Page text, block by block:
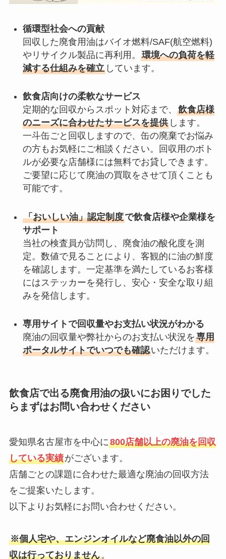
循環型社会への貢献
回収した廃食用油はバイオ燃料/SAF(航空燃料)
やリサイクル製品に再利用。 環境への負荷を軽
減する仕組みを確立しています。
飲食店向けの柔軟なサービス
定期的な回収からスポット対応まで、 飲食店様
のニーズに合わせたサービスを提供します。
一斗缶ごと回収しますので、缶の廃棄でお悩み
の方もお気軽にご相談ください。回収用のボト
ルが必要な店舗様には無料でお貸しできます。
ご要望に応じて廃油の買取をさせて頂くことも
可能です。
「おいしい油」認定制度で飲食店様や企業様を
サポート
当社の検査員が訪問し、廃食油の酸化度を測
定。数値で見ることにより、客観的に油の鮮度
を確認します。一定基準を満たしているお客様
にはステッカーを発行し、安心・安全な取り組
みを発信します。
専用サイトで回収量やお支払い状況がわかる
廃油の回収量や弊社からのお支払い状況を専用
ポータルサイトでいつでも確認いただけます。
飲食店で出る廃食用油の扱いにお困りでした
らまずはお問い合わせください
愛知県名古屋市を中心に800店舗以上の廃油を回収
している実績がございます。
店舗ごとの課題に合わせた最適な廃油の回収方法
をご提案いたします。
以下よりお気軽にお問い合わせください。
※個人宅や、エンジンオイルなど廃食油以外の回
収は行っておりません。